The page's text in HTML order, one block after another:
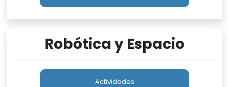
Robótica y Espacio
Actividades